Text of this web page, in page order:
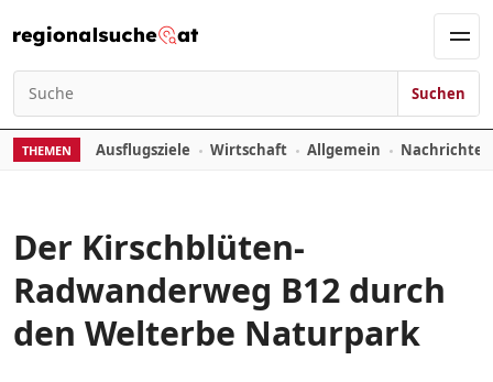
Suchen nach:
Suchen
THEMEN Ausflugsziele Wirtschaft Allgemein
Der Kirschblüten-
Radwanderweg B12 durch
den Welterbe Naturpark